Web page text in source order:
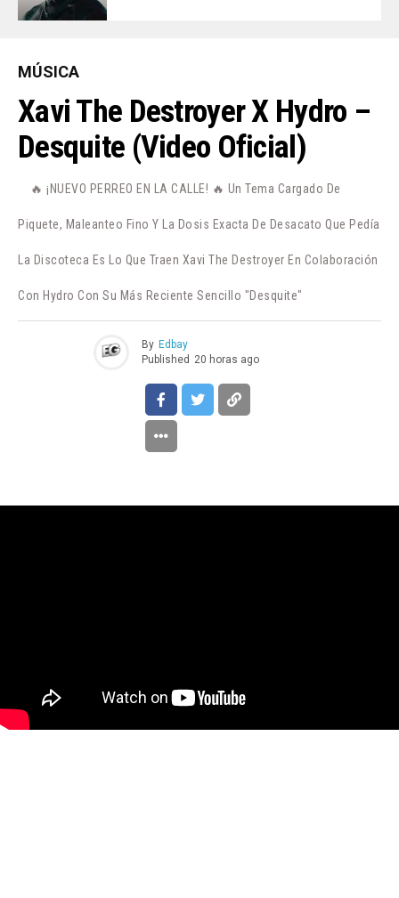
MÚSICA
Xavi The Destroyer X Hydro –
Desquite (Video Oficial)
🔥 ¡NUEVO PERREO EN LA CALLE! 🔥 Un Tema Cargado De
Piquete, Maleanteo Fino Y La Dosis Exacta De Desacato Que Pedía
La Discoteca Es Lo Que Traen Xavi The Destroyer En Colaboración
Con Hydro Con Su Más Reciente Sencillo "Desquite"
By Edbay
Published 20 horas ago